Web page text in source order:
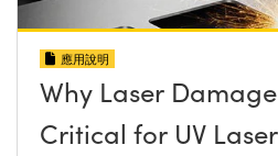
應用說明
Why Laser
Critical for UV Laser